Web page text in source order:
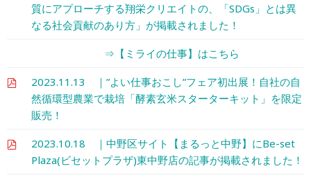
質にアプローチする翔栄クリエイトの、「SDGs」とは異
なる社会貢献のあり方」が掲載されました！
⇒【ミライの仕事】はこちら
2023.11.13 ｜”よい仕事おこし”フェア初出展！自社の自
然循環型農業で栽培「酵素玄米スターターキット」を限定
販売！
2023.10.18 ｜中野区サイト【まるっと中野】にBe-set
Plaza(ビセットプラザ)東中野店の記事が掲載されました！